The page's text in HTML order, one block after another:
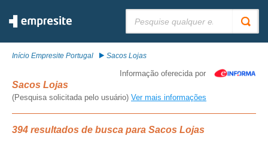
Início Empresite Portugal Sacos Lojas
Informação oferecida por
Sacos Lojas
(Pesquisa solicitada pelo usuário) Ver mais informações
394 resultados de busca para Sacos Lojas